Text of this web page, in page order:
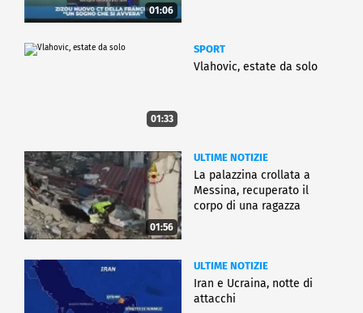
01:06
01:33
SPORT
Vlahovic, estate da solo
01:56
ULTIME NOTIZIE
La palazzina crollata a
Messina, recuperato il
corpo di una ragazza
ULTIME NOTIZIE
Iran e Ucraina, notte di
attacchi